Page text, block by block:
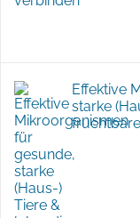
Effektive
starke